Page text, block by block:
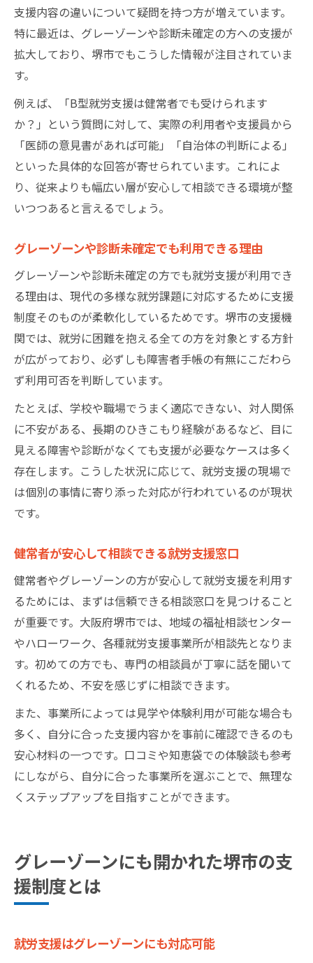
支援内容の違いについて疑問を持つ方が増えています。
特に最近は、グレーゾーンや診断未確定の方への支援が
拡大しており、堺市でもこうした情報が注目されていま
す。
例えば、「B型就労支援は健常者でも受けられます
か？」という質問に対して、実際の利用者や支援員から
「医師の意見書があれば可能」「自治体の判断による」
といった具体的な回答が寄せられています。これによ
り、従来よりも幅広い層が安心して相談できる環境が整
いつつあると言えるでしょう。
グレーゾーンや診断未確定でも利用できる理由
グレーゾーンや診断未確定の方でも就労支援が利用でき
る理由は、現代の多様な就労課題に対応するために支援
制度そのものが柔軟化しているためです。堺市の支援機
関では、就労に困難を抱える全ての方を対象とする方針
が広がっており、必ずしも障害者手帳の有無にこだわら
ず利用可否を判断しています。
たとえば、学校や職場でうまく適応できない、対人関係
に不安がある、長期のひきこもり経験があるなど、目に
見える障害や診断がなくても支援が必要なケースは多く
存在します。こうした状況に応じて、就労支援の現場で
は個別の事情に寄り添った対応が行われているのが現状
です。
健常者が安心して相談できる就労支援窓口
健常者やグレーゾーンの方が安心して就労支援を利用す
るためには、まずは信頼できる相談窓口を見つけること
が重要です。大阪府堺市では、地域の福祉相談センター
やハローワーク、各種就労支援事業所が相談先となりま
す。初めての方でも、専門の相談員が丁寧に話を聞いて
くれるため、不安を感じずに相談できます。
また、事業所によっては見学や体験利用が可能な場合も
多く、自分に合った支援内容かを事前に確認できるのも
安心材料の一つです。口コミや知恵袋での体験談も参考
にしながら、自分に合った事業所を選ぶことで、無理な
くステップアップを目指すことができます。
グレーゾーンにも開かれた堺市の支
援制度とは
就労支援はグレーゾーンにも対応可能